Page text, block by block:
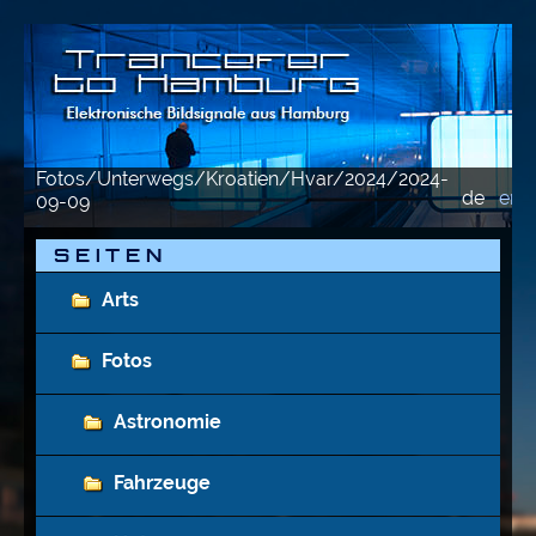
Fotos/Unterwegs/Kroatien/Hvar/2024/2024-
09-09
de en
S E I T E N
Arts
Fotos
Astronomie
Fahrzeuge